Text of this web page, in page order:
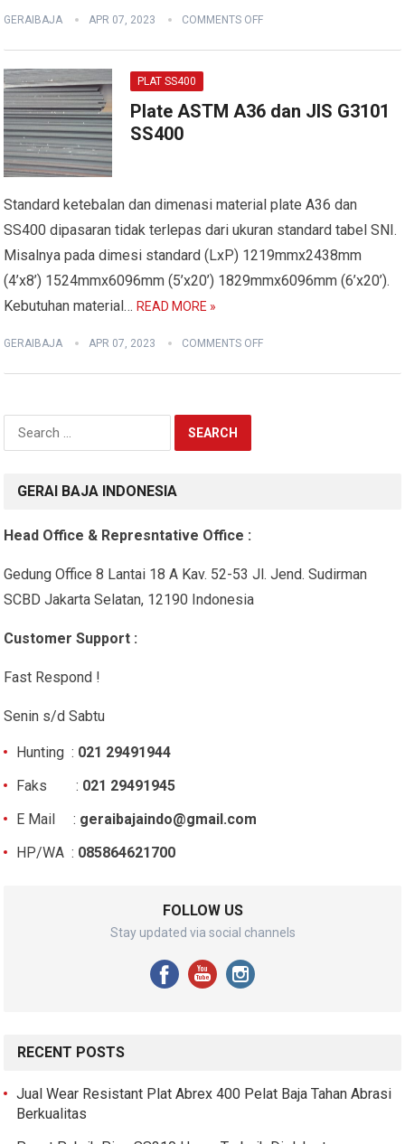
GERAIBAJA APR 07, 2023 COMMENTS OFF
PLAT SS400
Plate ASTM A36 dan JIS G3101
SS400
Standard ketebalan dan dimenasi material plate A36 dan
SS400 dipasaran tidak terlepas dari ukuran standard tabel SNI.
Misalnya pada dimesi standard (LxP) 1219mmx2438mm
(4’x8’) 1524mmx6096mm (5’x20’) 1829mmx6096mm (6’x20’).
Kebutuhan material…READ MORE »
GERAIBAJA APR 07, 2023 COMMENTS OFF
Search
for:
GERAI BAJA INDONESIA
Head Office & Represntative Office :
Gedung Office 8 Lantai 18 A Kav. 52-53 Jl. Jend. Sudirman
SCBD Jakarta Selatan, 12190 Indonesia
Customer Support :
Fast Respond !
Senin s/d Sabtu
Hunting : 021 29491944
Faks : 021 29491945
E Mail : geraibajaindo@gmail.com
HP/WA : 085864621700
FOLLOW US
Stay updated via social channels
RECENT POSTS
Jual Wear Resistant Plat Abrex 400 Pelat Baja Tahan Abrasi
Berkualitas